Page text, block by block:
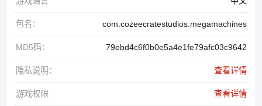
包名： com.cozeecratestudios.megamachines
MD5码： 79ebd4c6f0b0e5a4e1fe79afc03c9642
隐私说明： 查看详情
游戏权限 查看详情